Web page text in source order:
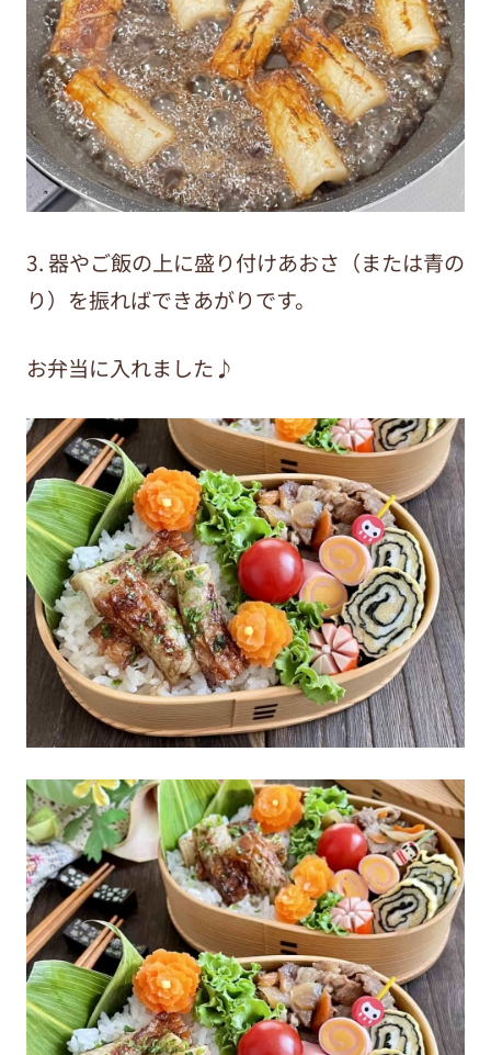
3. 器やご飯の上に盛り付けあおさ（または青の
り）を振ればできあがりです。
お弁当に入れました♪